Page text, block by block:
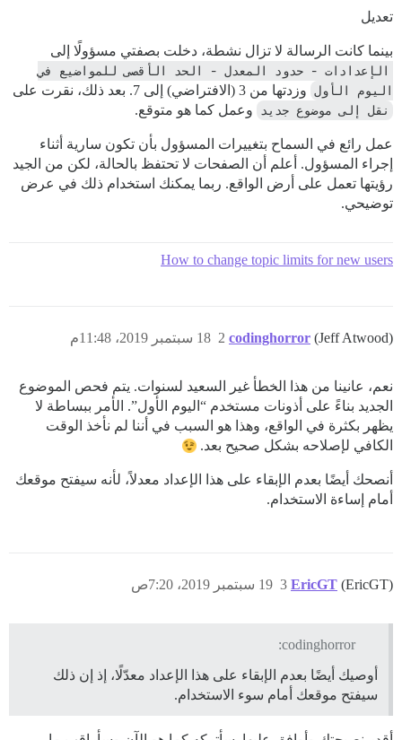
تعديل
بينما كانت الرسالة لا تزال نشطة، دخلت بصفتي مسؤولًا إلى
الإعدادات - حدود المعدل - الحد الأقصى للمواضيع في
اليوم الأول وزدتها من 3 (الافتراضي) إلى 7. بعد ذلك، نقرت على
نقل إلى موضوع جديد وعمل كما هو متوقع.
عمل رائع في السماح بتغييرات المسؤول بأن تكون سارية أثناء
إجراء المسؤول. أعلم أن الصفحات لا تحتفظ بالحالة، لكن من الجيد
رؤيتها تعمل على أرض الواقع. ربما يمكنك استخدام ذلك في عرض
توضيحي.
How to change topic limits for new users
codinghorror (Jeff Atwood) 18 سبتمبر 2019، 11:48م 2
نعم، عانينا من هذا الخطأ غير السعيد لسنوات. يتم فحص الموضوع
الجديد بناءً على أذونات مستخدم “اليوم الأول”. الأمر ببساطة لا
يظهر بكثرة في الواقع، وهذا هو السبب في أننا لم نأخذ الوقت
الكافي لإصلاحه بشكل صحيح بعد.
أنصحك أيضًا بعدم الإبقاء على هذا الإعداد معدلاً، لأنه سيفتح موقعك
أمام إساءة الاستخدام.
EricGT (EricGT) 19 سبتمبر 2019، 7:20ص 3
codinghorror:
أوصيك أيضًا بعدم الإبقاء على هذا الإعداد معدّلًا، إذ إن ذلك
سيفتح موقعك أمام سوء الاستخدام.